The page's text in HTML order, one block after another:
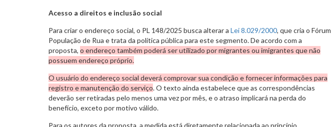
Acesso a direitos e inclusão social
Para criar o endereço social, o PL 148/2025 busca alterar a Lei 8.029/2000, que cria o Fórum
População de Rua e trata da política pública para este segmento. De acordo com a
proposta, o endereço também poderá ser utilizado por migrantes ou imigrantes que não
possuem endereço próprio.
O usuário do endereço social deverá comprovar sua condição e fornecer informações para
registro e manutenção do serviço. O texto ainda estabelece que as correspondências
deverão ser retiradas pelo menos uma vez por mês, e o atraso implicará na perda do
benefício, exceto por motivo válido.
Para os autores da proposta, a medida está diretamente relacionada ao princípio